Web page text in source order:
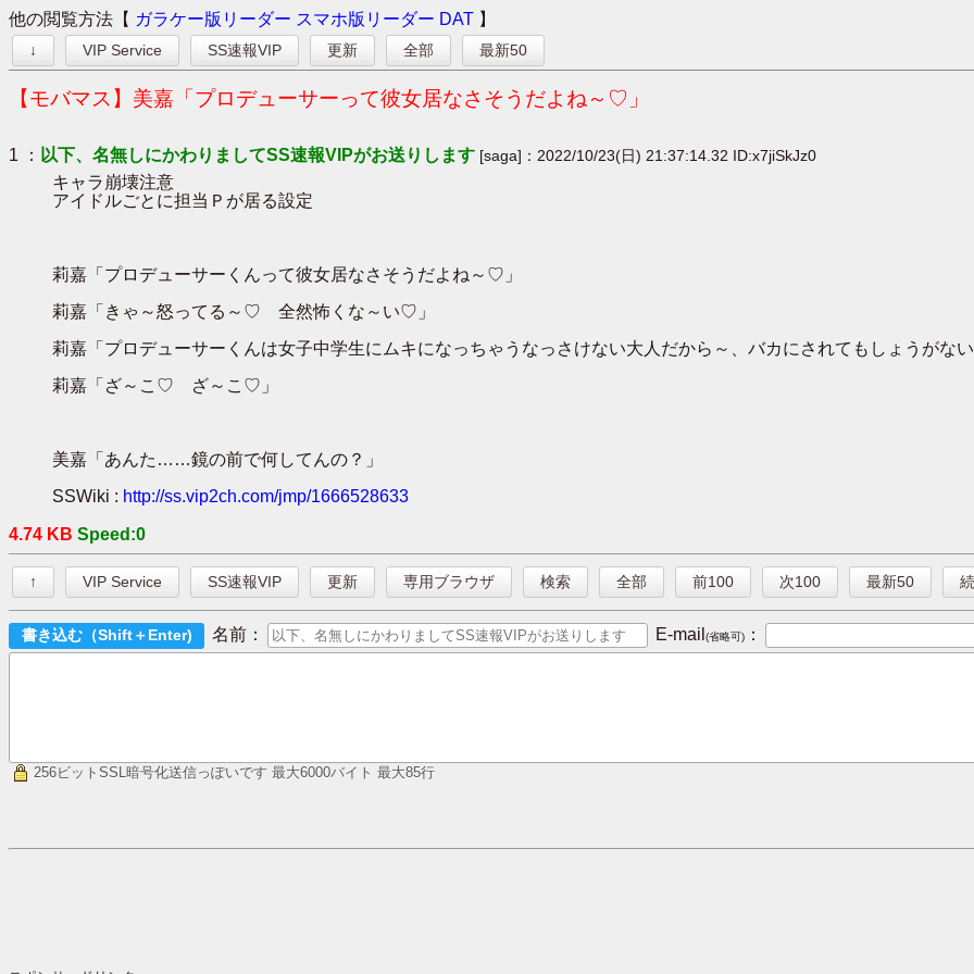
他の閲覧方法【 ガラケー版リーダー スマホ版リーダー DAT 】
↓ VIP Service SS速報VIP 更新 全部 最新50
【モバマス】美嘉「プロデューサーって彼女居なさそうだよね～♡」
1 ： 以下、名無しにかわりましてSS速報VIPがお送りします [saga]：2022/10/23(日) 21:37:14.32 ID:x7jiSkJz0
キャラ崩壊注意
アイドルごとに担当Ｐが居る設定
莉嘉「プロデューサーくんって彼女居なさそうだよね～♡」
莉嘉「きゃ～怒ってる～♡ 全然怖くな～い♡」
莉嘉「プロデューサーくんは女子中学生にムキになっちゃうなっさけない大人だから～、バカにされてもしょうがな
莉嘉「ざ～こ♡ ざ～こ♡」
美嘉「あんた……鏡の前で何してんの？」
SSWiki : http://ss.vip2ch.com/jmp/1666528633
4.74 KB Speed:0
↑ VIP Service SS速報VIP 更新 専用ブラウザ 検索 全部 前100 次100 最新50
名前： E-mail (省略可) ：
256ビットSSL暗号化送信っぽいです 最大6000バイト 最大85行